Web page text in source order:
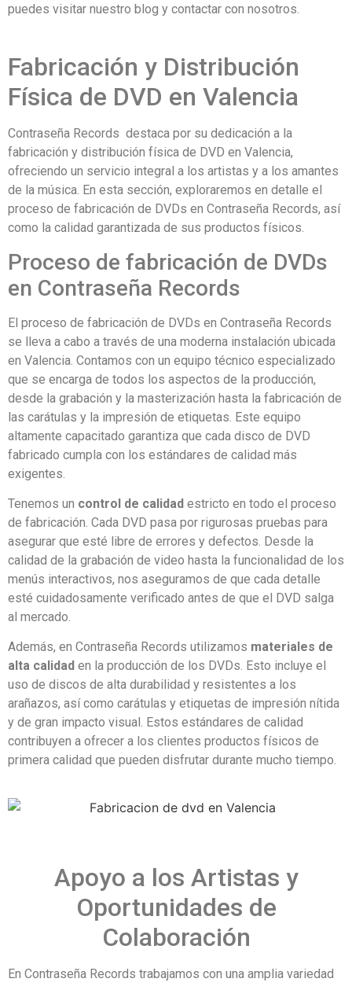
puedes visitar nuestro blog y contactar con nosotros.
Fabricación y Distribución
Física de DVD en Valencia
Contraseña Records destaca por su dedicación a la
fabricación y distribución física de DVD en Valencia,
ofreciendo un servicio integral a los artistas y a los amantes
de la música. En esta sección, exploraremos en detalle el
proceso de fabricación de DVDs en Contraseña Records, así
como la calidad garantizada de sus productos físicos.
Proceso de fabricación de DVDs
en Contraseña Records
El proceso de fabricación de DVDs en Contraseña Records
se lleva a cabo a través de una moderna instalación ubicada
en Valencia. Contamos con un equipo técnico especializado
que se encarga de todos los aspectos de la producción,
desde la grabación y la masterización hasta la fabricación de
las carátulas y la impresión de etiquetas. Este equipo
altamente capacitado garantiza que cada disco de DVD
fabricado cumpla con los estándares de calidad más
exigentes.
Tenemos un control de calidad estricto en todo el proceso
de fabricación. Cada DVD pasa por rigurosas pruebas para
asegurar que esté libre de errores y defectos. Desde la
calidad de la grabación de video hasta la funcionalidad de los
menús interactivos, nos aseguramos de que cada detalle
esté cuidadosamente verificado antes de que el DVD salga
al mercado.
Además, en Contraseña Records utilizamos materiales de
alta calidad en la producción de los DVDs. Esto incluye el
uso de discos de alta durabilidad y resistentes a los
arañazos, así como carátulas y etiquetas de impresión nítida
y de gran impacto visual. Estos estándares de calidad
contribuyen a ofrecer a los clientes productos físicos de
primera calidad que pueden disfrutar durante mucho tiempo.
Apoyo a los Artistas y
Oportunidades de
Colaboración
En Contraseña Records trabajamos con una amplia variedad